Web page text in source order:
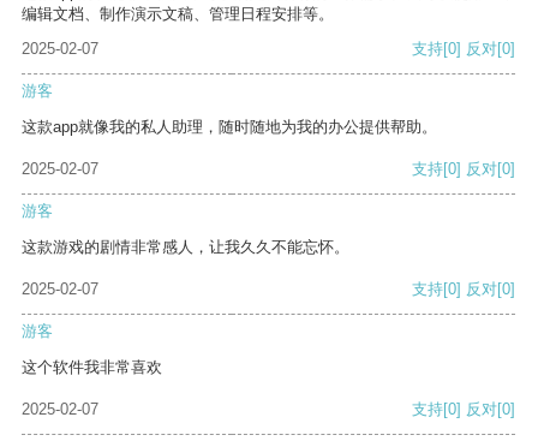
编辑文档、制作演示文稿、管理日程安排等。
2025-02-07
支持[0] 反对[0]
游客
这款app就像我的私人助理，随时随地为我的办公提供帮助。
2025-02-07 支持[0] 反对[0]
游客
这款游戏的剧情非常感人，让我久久不能忘怀。
2025-02-07 支持[0] 反对[0]
游客
这个软件我非常喜欢
2025-02-07 支持[0] 反对[0]